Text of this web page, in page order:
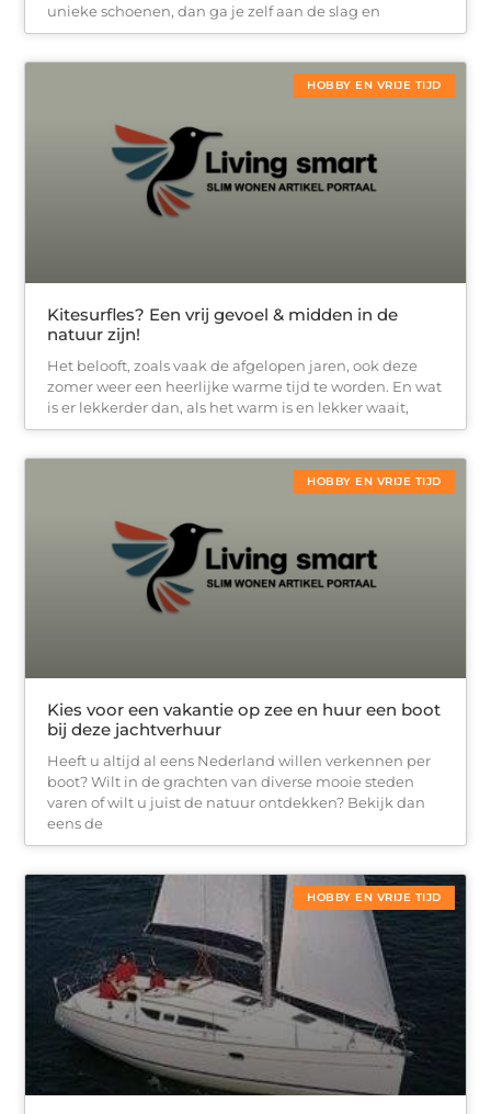
unieke schoenen, dan ga je zelf aan de slag en
HOBBY EN VRIJE TIJD
Kitesurfles? Een vrij gevoel & midden in de
natuur zijn!
Het belooft, zoals vaak de afgelopen jaren, ook deze
zomer weer een heerlijke warme tijd te worden. En wat
is er lekkerder dan, als het warm is en lekker waait,
HOBBY EN VRIJE TIJD
Kies voor een vakantie op zee en huur een boot
bij deze jachtverhuur
Heeft u altijd al eens Nederland willen verkennen per
boot? Wilt in de grachten van diverse mooie steden
varen of wilt u juist de natuur ontdekken? Bekijk dan
eens de
HOBBY EN VRIJE TIJD